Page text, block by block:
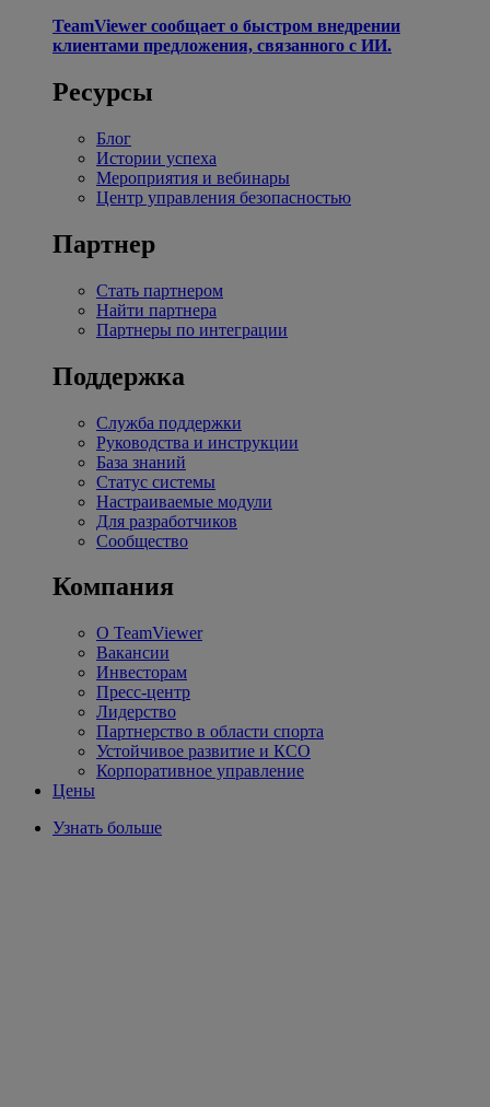
TeamViewer сообщает о быстром внедрении
клиентами предложения, связанного с ИИ.
Ресурсы
Блог
Истории успеха
Мероприятия и вебинары
Центр управления безопасностью
Партнер
Стать партнером
Найти партнера
Партнеры по интеграции
Поддержка
Служба поддержки
Руководства и инструкции
База знаний
Статус системы
Настраиваемые модули
Для разработчиков
Сообщество
Компания
О TeamViewer
Вакансии
Инвесторам
Пресс-центр
Лидерство
Партнерство в области спорта
Устойчивое развитие и КСО
Корпоративное управление
Цены
Узнать больше